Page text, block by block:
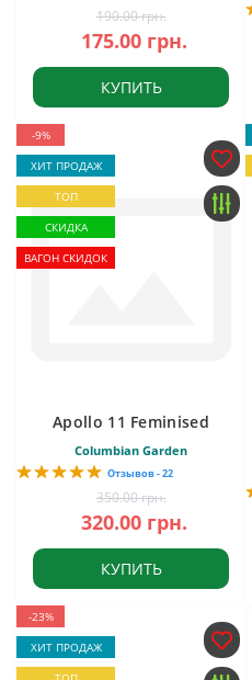
190.00 грн.
175.00 грн.
КУПИТЬ
-9%
ХИТ ПРОДАЖ
ТОП
СКИДКА
ВАГОН СКИДОК
Apollo 11 Feminised
Columbian Garden
Отзывов - 22
350.00 грн.
320.00 грн.
КУПИТЬ
-23%
ХИТ ПРОДАЖ